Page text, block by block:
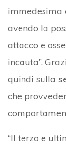
immedesima
avendo la
attacco e
incauta”.
quindi sulla
che
“Il terzo e